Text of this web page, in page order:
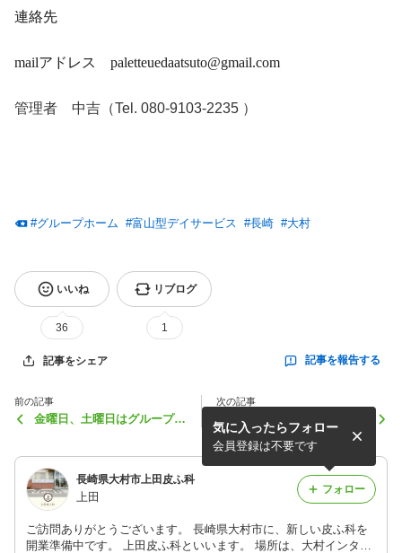
連絡先
mailアドレス paletteuedaatsuto@gmail.com
管理者 中吉（Tel. 080-9103-2235 ）
#グループホーム #富山型デイサービス #長崎 #大村
いいね
36
リブログ
1
記事をシェア 記事を報告する
前の記事
金曜日、土曜日はグループホ
次の記事
求む❗️仲間❗️❗️（若干名）
長崎県大村市上田皮ふ科
上田
ご訪問ありがとうございます。 長崎県大村市に、新しい皮ふ科を
開業準備中です。 上田皮ふ科といいます。 場所は、大村インター
気に入ったらフォロー
会員登録は不要です
フォロー